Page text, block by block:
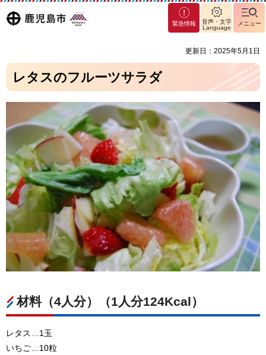
鹿児島
マグ
マシ
緊急情報
音声・文字
Language
メニュー
更新日：2025年5月1日
レタスのフルーツサラダ
材料（4人分）（1人分124Kcal）
レタス…1玉
いちご…10粒